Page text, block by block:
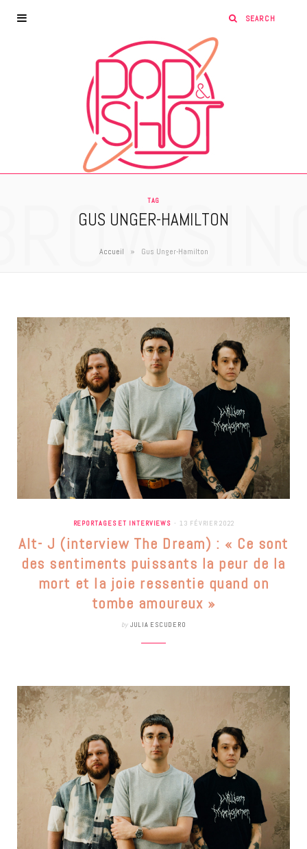
TAG
GUS UNGER-HAMILTON
Accueil » Gus Unger-Hamilton
REPORTAGES ET INTERVIEWS 13 FÉVRIER 2022
Alt- J (interview The Dream) : « Ce sont
des sentiments puissants la peur de la
mort et la joie ressentie quand on
tombe amoureux »
by JULIA ESCUDERO